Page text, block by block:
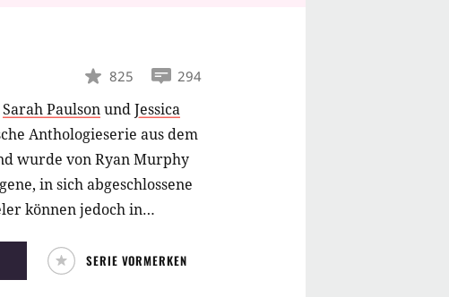
825 294
Sarah PaulsonundJessica
Anthologieserie aus dem
wurde von Ryan Murphy
in sich abgeschlossene
können jedoch in
SERIE VORMERKEN